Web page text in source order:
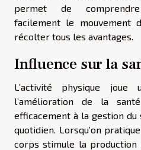
permet de
facilement le mouvement
récolter tous les avantages.
Influence sur la
L’activité physique
l’amélioration de la
efficacement à la gestion du
quotidien. Lorsqu’on
corps stimule la production